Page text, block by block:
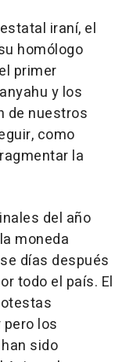
iraní, el
homólogo
primer
y los
de nuestros
como
la
del año
moneda
días después
todo el país. El
los
sido